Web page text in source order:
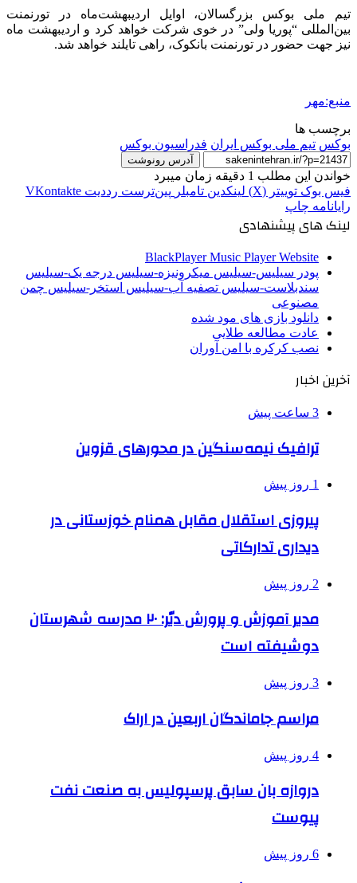
تیم ملی بوکس بزرگسالان، اوایل اردیبهشت‌ماه در تورنمنت
بین‌المللی “پوریا ولی” در خوی شرکت خواهد کرد و اردیبهشت ماه
نیز جهت حضور در تورنمنت بانکوک، راهی تایلند خواهد شد.
منبع:مهر
برچسب ها
بوکس تیم ملی بوکس ایران فدراسیون بوکس
آدرس رونوشت
خواندن این مطلب 1 دقیقه زمان میبرد
فیس بوک توییتر (X) لینکدین ‫تامبلر ‫پین‌ترست ‫رددیت ‫VKontakte
رایانامه چاپ
لینک های پیشنهادی
BlackPlayer Music Player Website
پودر سیلیس-سیلیس میکرونیزه-سیلیس درجه یک-سیلیس
سندبلاست-سیلیس تصفیه آب-سیلیس استخر-سیلیس چمن
مصنوعی
دانلود بازی های مود شده
عادت مطالعه طلایی
نصب کرکره با امن آوران
آخرین اخبار
3 ساعت پیش
ترافیک نیمه‌سنگین در محورهای قزوین
1 روز پیش
پیروزی استقلال مقابل همنام خوزستانی در
دیداری تدارکاتی
2 روز پیش
مدیر آموزش و پرورش دیّر: ۲۰ مدرسه شهرستان
دوشیفته است
3 روز پیش
مراسم جاماندگان اربعین در اراک
4 روز پیش
دروازه بان سابق پرسپولیس به صنعت نفت
پیوست
6 روز پیش